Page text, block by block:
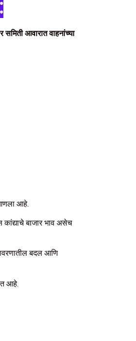
आवारात वाहनांच्या
आहे.
बाजार भाव असेच
बदल आणि
आहे.